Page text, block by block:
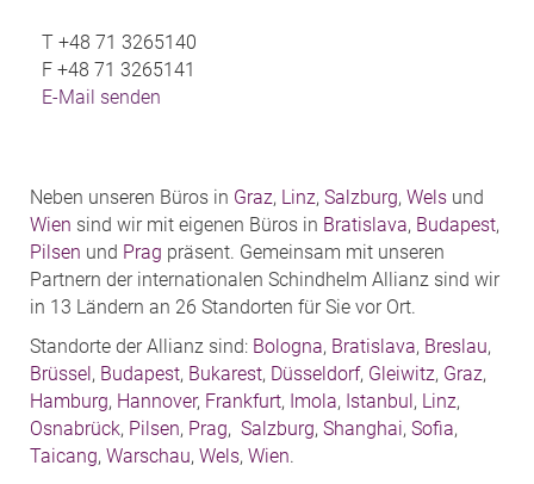
T +48 71 3265140
F +48 71 3265141
E-Mail senden
Neben unseren Büros in Graz, Linz, Salzburg, Wels und
Wien sind wir mit eigenen Büros in Bratislava, Budapest,
Pilsen und Prag präsent. Gemeinsam mit unseren
Partnern der internationalen Schindhelm Allianz sind wir
in 13 Ländern an 26 Standorten für Sie vor Ort.
Standorte der Allianz sind: Bologna, Bratislava, Breslau,
Brüssel, Budapest, Bukarest, Düsseldorf, Gleiwitz, Graz,
Hamburg, Hannover, Frankfurt, Imola, Istanbul, Linz,
Osnabrück, Pilsen, Prag, Salzburg, Shanghai, Sofia,
Taicang, Warschau, Wels, Wien.